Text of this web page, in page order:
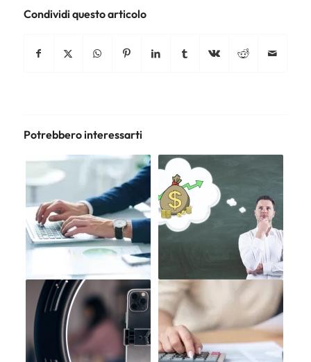
Condividi questo articolo
Potrebbero interessarti